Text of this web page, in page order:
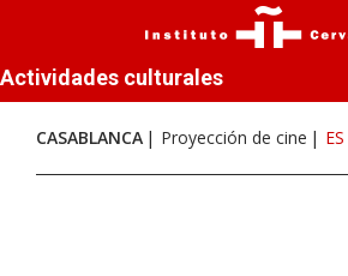
Actividades culturales
CASABLANCA Proyección de cine ES